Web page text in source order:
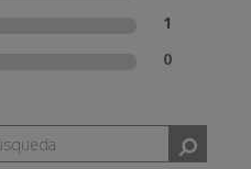
1
0